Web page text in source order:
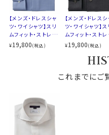
ウールの繊維の内側には親
します。
ウールは綿の2倍の吸水力が
さらに、ウールは吸水された
これらの事から汗をかいても
と快適に着用できます。
寒い時はウールの繊維内に
を高める特性があります。
衣服内を暖かく保ちながら寒
【メンズ・ドレスシャ
ツ・ワイシャツ】スリ
ムフィット・ストレッ
チ・メリノウール・イ
タリア製生地・オッ
¥19,800(税込)
【メンズ・ドレスシ
ツ・ワイシャツ】ス
ムフィット・ストレ
チ・メリノウール・イ
タリア製生地・イー
ジーケア・イタリ
ンカラー・ワイド
ー・第一ボタンあ
¥19,800(税込)
これまでにご